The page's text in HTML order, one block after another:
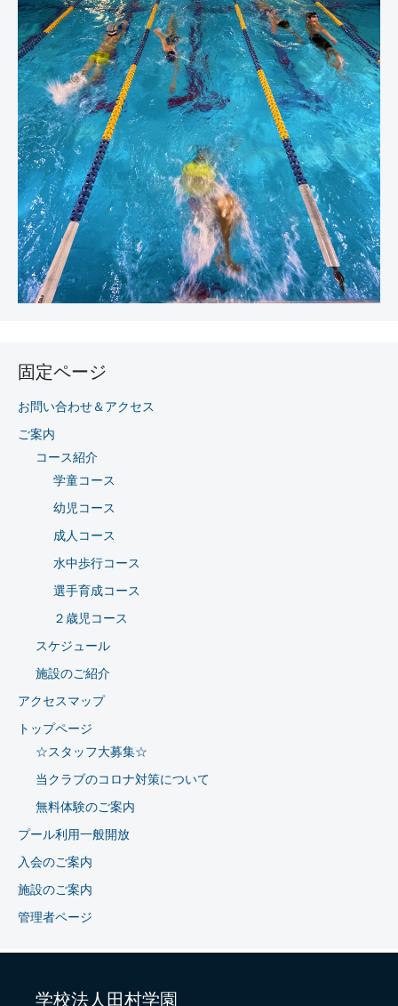
固定ページ
お問い合わせ＆アクセス
ご案内
コース紹介
学童コース
幼児コース
成人コース
水中歩行コース
選手育成コース
２歳児コース
スケジュール
施設のご紹介
アクセスマップ
トップページ
☆スタッフ大募集☆
当クラブのコロナ対策について
無料体験のご案内
プール利用一般開放
入会のご案内
施設のご案内
管理者ページ
学校法人田村学園